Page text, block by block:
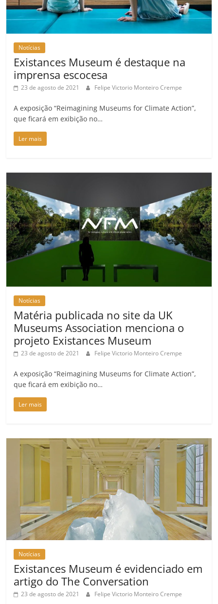
Notícias
Existances Museum é destaque na
imprensa escocesa
23 de agosto de 2021 Felipe Victorio Monteiro Crempe
A exposição “Reimagining Museums for Climate Action”,
que ficará em exibição no…
Ler mais
Notícias
Matéria publicada no site da UK
Museums Association menciona o
projeto Existances Museum
23 de agosto de 2021 Felipe Victorio Monteiro Crempe
A exposição “Reimagining Museums for Climate Action”,
que ficará em exibição no…
Ler mais
Notícias
Existances Museum é evidenciado em
artigo do The Conversation
23 de agosto de 2021 Felipe Victorio Monteiro Crempe